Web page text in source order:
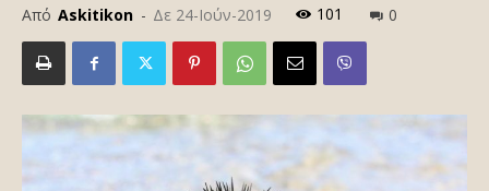
Από Askitikon - Δε 24-Ιούν-2019 101 0